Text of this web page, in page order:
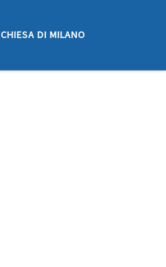
CHIESA DI MILANO